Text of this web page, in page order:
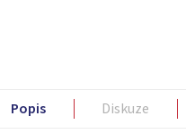
Popis Diskuze